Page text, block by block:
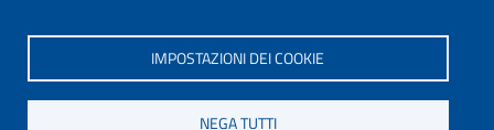
IMPOSTAZIONI DEI COOKIE
NEGA TUTTI
www.uniss.it